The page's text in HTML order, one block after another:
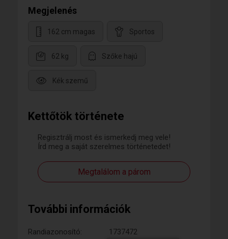
Kettőtök története
Regisztrálj most és ismerkedj meg vele!
Írd meg a saját szerelmes történetedet!
Megtalálom a párom
További információk
Randiazonosító:
1737472
Megjelenés
162 cm magas Sportos
62 kg Szőke hajú
Kék szemű